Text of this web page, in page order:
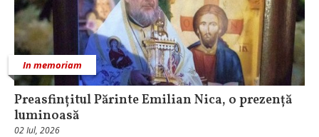
In memoriam
Preasfințitul Părinte Emilian Nica, o prezență
luminoasă
02 Iul, 2026